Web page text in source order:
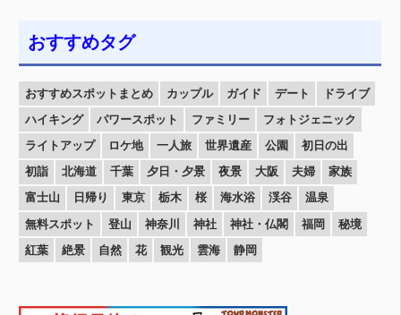
おすすめタグ
おすすめスポットまとめ カップル ガイド デート
ドライブ
ハイキング
パワースポット ファミリー
フォトジェニック
ライトアップ
ロケ地 一人旅 世界遺産 公園
初日の出
初詣
北海道 千葉 夕日・夕景 夜景 大阪 夫婦
家族
富士山
日帰り 東京 栃木 桜 海水浴 渓谷
温泉
無料スポット
登山 神奈川 神社 神社・仏閣 福岡
秘境
紅葉
絶景 自然 花 観光 雲海 静岡